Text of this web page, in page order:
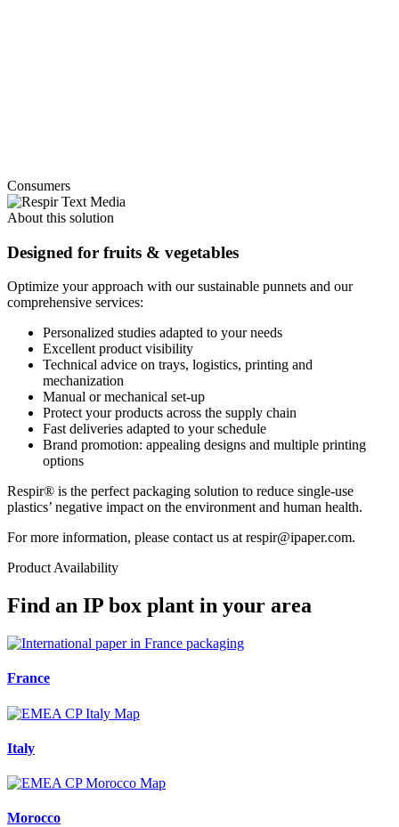
Consumers
About this solution
Designed for fruits & vegetables
Optimize your approach with our sustainable punnets and our
comprehensive services:
Personalized studies adapted to your needs
Excellent product visibility
Technical advice on trays, logistics, printing and
mechanization
Manual or mechanical set-up
Protect your products across the supply chain
Fast deliveries adapted to your schedule
Brand promotion: appealing designs and multiple printing
options
Respir® is the perfect packaging solution to reduce single-use
plastics’ negative impact on the environment and human health.
For more information, please contact us at respir@ipaper.com.
Product Availability
Find an IP box plant in your area
France
Italy
Morocco